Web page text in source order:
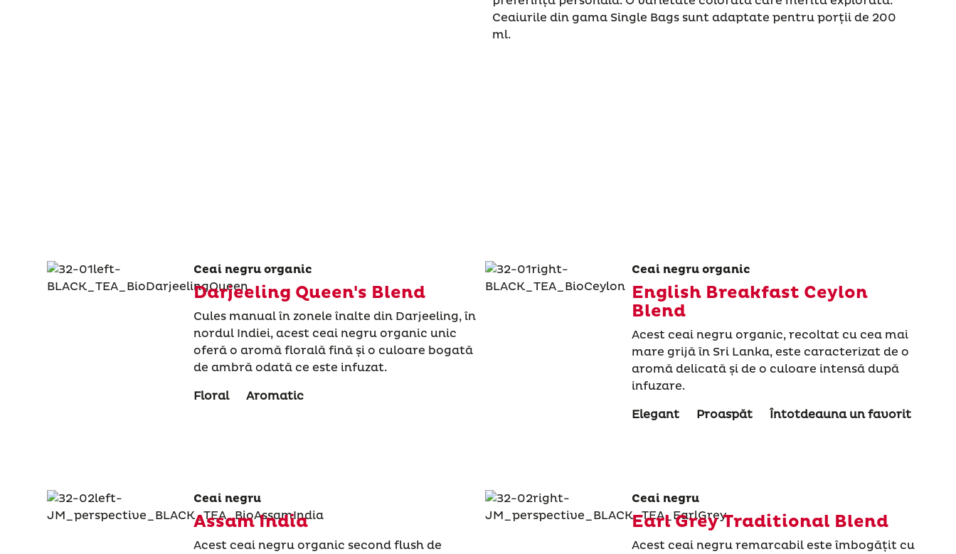
Ceaiurile din gama Single Bags sunt adaptate pentru porții de 200
ml.
Ceai negru organic
Darjeeling Queen's Blend
Cules manual în zonele înalte din Darjeeling, în
nordul Indiei, acest ceai negru organic unic
oferă o aromă florală fină și o culoare bogată
de ambră odată ce este infuzat.
Floral
Aromatic
Ceai negru organic
English Breakfast Ceylon
Blend
Acest ceai negru organic, recoltat cu cea mai
mare grijă în Sri Lanka, este caracterizat de o
aromă delicată și de o culoare intensă după
infuzare.
Elegant
Proaspăt Întotdeauna un favorit
Ceai negru
Assam India
Acest ceai negru organic second flush de
Ceai negru
Earl Grey Traditional Blend
Acest ceai negru remarcabil este îmbogățit cu